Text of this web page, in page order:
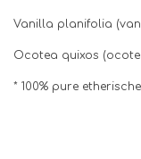
Vanilla planifolia
Ocotea quixos
* 100% pure